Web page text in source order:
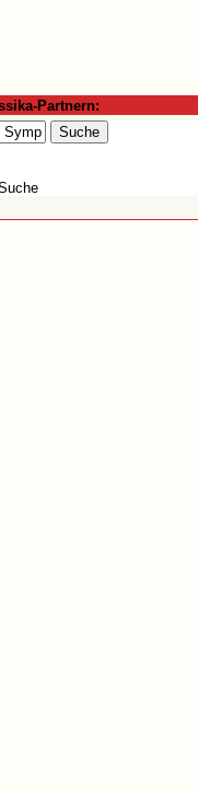
Partnern: